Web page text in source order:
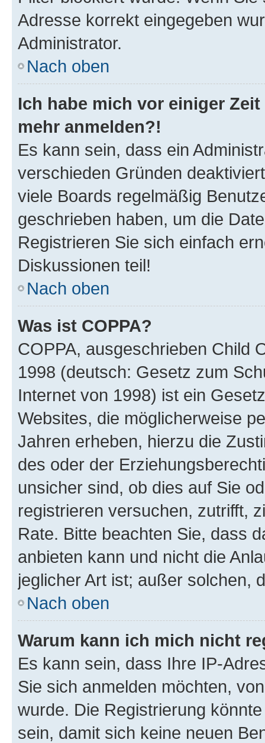
Adresse korrekt eingegeben
Administrator.
Nach oben
Ich habe mich vor einiger
mehr anmelden?!
Es kann sein, dass ein
verschieden Gründen
viele Boards regelmäßig
geschrieben haben, um die
Registrieren Sie sich einfach
Diskussionen teil!
Nach oben
Was ist COPPA?
COPPA, ausgeschrieben Child
1998 (deutsch: Gesetz zum
Internet von 1998) ist ein
Websites, die möglicherweise
Jahren erheben, hierzu die
des oder der
unsicher sind, ob dies auf Sie
registrieren versuchen, zutrifft,
Rate. Bitte beachten Sie, dass
anbieten kann und nicht die
jeglicher Art ist; außer solchen,
Nach oben
Warum kann ich mich nicht
Es kann sein, dass Ihre IP-
Sie sich anmelden möchten,
wurde. Die Registrierung
sein, damit sich keine neuen